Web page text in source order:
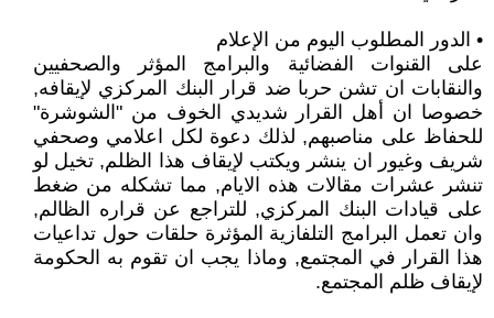
• الدور المطلوب اليوم من الإعلام
على القنوات الفضائية والبرامج المؤثر والصحفيين
والنقابات ان تشن حربا ضد قرار البنك المركزي لإيقافه,
خصوصا ان أهل القرار شديدي الخوف من "الشوشرة"
للحفاظ على مناصبهم, لذلك دعوة لكل اعلامي وصحفي
شريف وغيور ان ينشر ويكتب لإيقاف هذا الظلم, تخيل لو
تنشر عشرات مقالات هذه الايام, مما تشكله من ضغط
على قيادات البنك المركزي, للتراجع عن قراره الظالم,
وان تعمل البرامج التلفازية المؤثرة حلقات حول تداعيات
هذا القرار في المجتمع, وماذا يجب ان تقوم به الحكومة
لإيقاف ظلم المجتمع.